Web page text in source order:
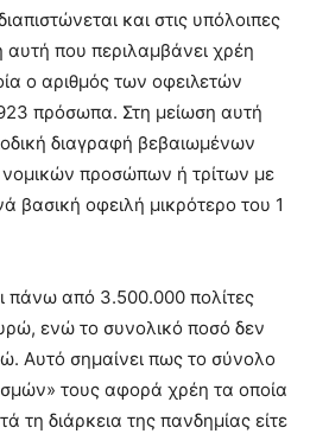
και στις υπόλοιπες
αυτή που περιλαμβάνει χρέη
ο αριθμός των οφειλετών
πρόσωπα. Στη μείωση αυτή
διαγραφή βεβαιωμένων
προσώπων ή τρίτων με
βασική οφειλή μικρότερο του 1
πάνω από 3.500.000 πολίτες
ενώ το συνολικό ποσό δεν
Αυτό σημαίνει πως το σύνολο
τους αφορά χρέη τα οποία
τη διάρκεια της πανδημίας είτε